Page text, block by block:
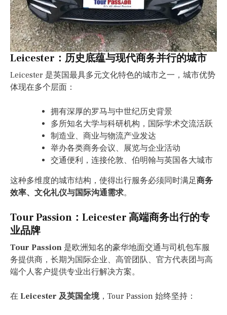
Leicester：历史底蕴与现代商务并行的城市
Leicester 是英国最具多元文化特色的城市之一，城市优势
体现在多个层面：
拥有深厚的罗马与中世纪历史背景
多所知名大学与科研机构，国际学术交流活跃
制造业、商业与物流产业发达
举办各类商务会议、展览与企业活动
交通便利，连接伦敦、伯明翰与英国各大城市
这种多维度的城市结构，使得出行服务必须同时满足商务
效率、文化礼仪与国际沟通需求。
Tour Passion：Leicester 高端商务出行的专
业品牌
Tour Passion 是欧洲知名的豪华地面交通与司机包车服
务提供商，长期为国际企业、高管团队、官方代表团与高
端个人客户提供专业出行解决方案。
在 Leicester 及英国全境，Tour Passion 始终坚持：